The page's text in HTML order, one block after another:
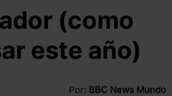
(como
este año)
Por: BBC News Mundo